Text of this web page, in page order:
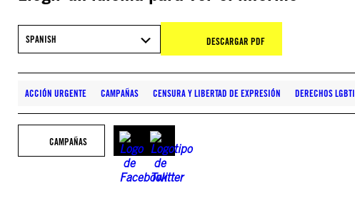
SPANISH DESCARGAR PDF
ACCIÓN URGENTE CAMPAÑAS CENSURA Y LIBERTAD DE EXPRESIÓN DERECHOS LGBTI
CAMPAÑAS